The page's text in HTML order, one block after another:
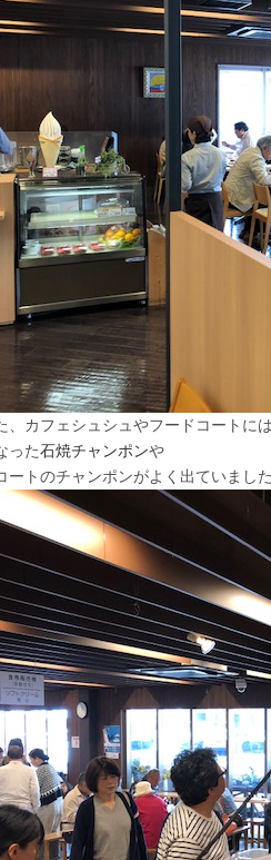
、カフェシュシュやフードコートには
った石焼チャンポンや
ートのチャンポンがよく出ていました